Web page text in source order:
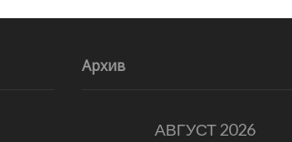
Архив
АВГУСТ 2026